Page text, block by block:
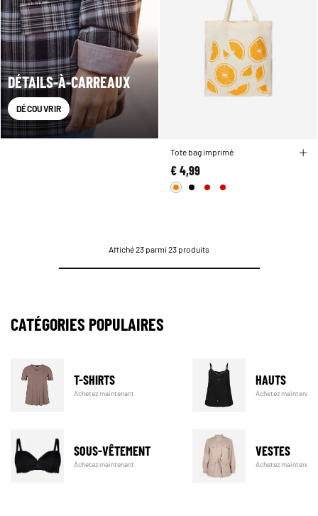
DÉTAILS-À-CARREAUX
DÉCOUVRIR
Tote bag imprimé
€ 4,99
Affiché 23 parmi 23 produits
CATÉGORIES POPULAIRES
T-SHIRTS
Achetez maintenant
HAUTS
Achetez maintenant
SOUS-VÊTEMENT
Achetez maintenant
VESTES
Achetez maintenant